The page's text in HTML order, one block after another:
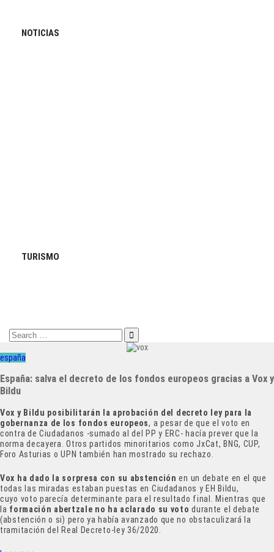
NOTICIAS
TURISMO
Search
for:
españa
España: salva el decreto de los fondos europeos gracias a Vox y
Bildu
Vox y Bildu posibilitarán la aprobación del decreto ley para la
gobernanza de los fondos europeos, a pesar de que el voto en
contra de Ciudadanos -sumado al del PP y ERC- hacía prever que la
norma decayera. Otros partidos minoritarios como JxCat, BNG, CUP,
Foro Asturias o UPN también han mostrado su rechazo.
Vox ha dado la sorpresa con su abstención en un debate en el que
todas las miradas estaban puestas en Ciudadanos y EH Bildu,
cuyo voto parecía determinante para el resultado final. Mientras que
la formación abertzale no ha aclarado su voto durante el debate
(abstención o si) pero ya había avanzado que no obstaculizará la
tramitación del Real Decreto-ley 36/2020.